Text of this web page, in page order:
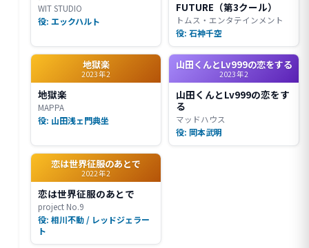
WIT STUDIO
役: エックハルト
FUTURE（第3クール）
トムス・エンタテインメント
役: 石神千空
地獄楽
2023年2
地獄楽
MAPPA
役: 山田浅ェ門典坐
山田くんとLv999の恋をする
2023年2
山田くんとLv999の恋をす
る
マッドハウス
役: 岡本武明
恋は世界征服のあとで
2022年2
恋は世界征服のあとで
project No.9
役: 相川不動 / レッドジェラー
ト